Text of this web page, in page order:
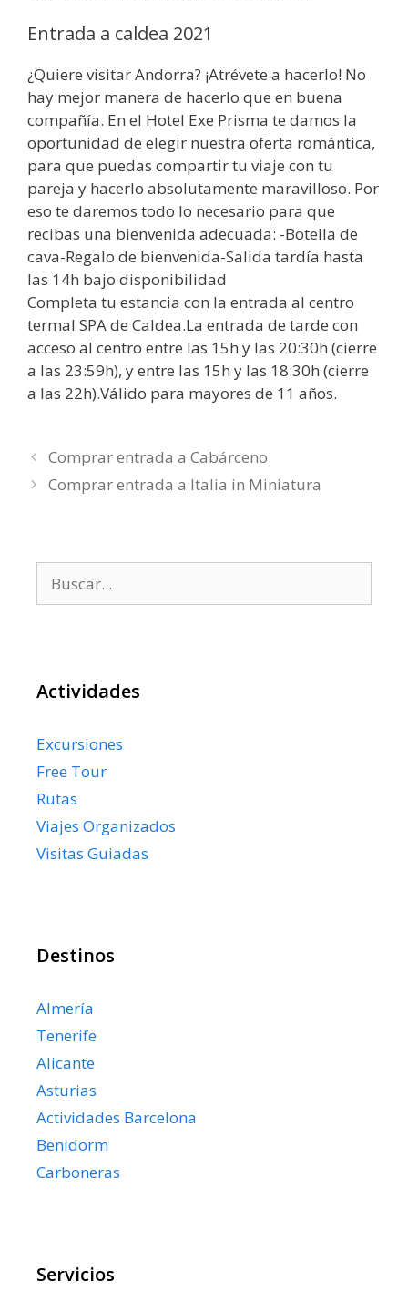
Entrada a caldea 2021
¿Quiere visitar Andorra? ¡Atrévete a hacerlo! No
hay mejor manera de hacerlo que en buena
compañía. En el Hotel Exe Prisma te damos la
oportunidad de elegir nuestra oferta romántica,
para que puedas compartir tu viaje con tu
pareja y hacerlo absolutamente maravilloso. Por
eso te daremos todo lo necesario para que
recibas una bienvenida adecuada: -Botella de
cava-Regalo de bienvenida-Salida tardía hasta
las 14h bajo disponibilidad
Completa tu estancia con la entrada al centro
termal SPA de Caldea.La entrada de tarde con
acceso al centro entre las 15h y las 20:30h (cierre
a las 23:59h), y entre las 15h y las 18:30h (cierre
a las 22h).Válido para mayores de 11 años.
Comprar entrada a Cabárceno
Comprar entrada a Italia in Miniatura
Actividades
Excursiones
Free Tour
Rutas
Viajes Organizados
Visitas Guiadas
Destinos
Almería
Tenerife
Alicante
Asturias
Actividades Barcelona
Benidorm
Carboneras
Servicios